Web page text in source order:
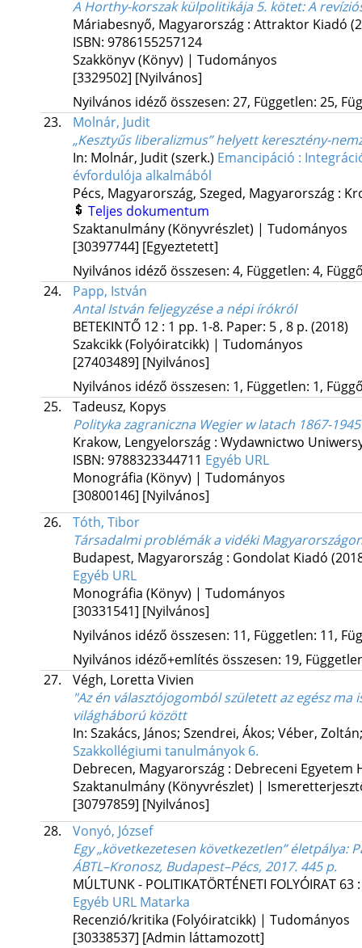
A Horthy-korszak külpolitikája 5. kötet: A
Máriabesnyő, Magyarország : Attraktor Kiadó
ISBN: 9786155257124
Szakkönyv (Könyv) | Tudományos
[3329502] [Nyilvános]
Nyilvános idéző összesen: 27, Független: 25,
23.
Molnár, Judit
„Kesztyűs liberalizmus” helyett keresztény-
In: Molnár, Judit (szerk.) Emancipáció :
évfordulója alkalmából
Pécs, Magyarország, Szeged, Magyarország :
Teljes dokumentum
Szaktanulmány (Könyvrészlet) | Tudományos
[30397744] [Egyeztetett]
Nyilvános idéző összesen: 4, Független: 4,
24.
Papp, István
Antal István feljegyzése a népi írókról
BETEKINTŐ 12: 1 pp. 1-8. Paper: 5 , 8 p. (2018)
Szakcikk (Folyóiratcikk) | Tudományos
[27403489] [Nyilvános]
Nyilvános idéző összesen: 1, Független: 1,
25.
Tadeusz, Kopys
Polityka zagraniczna Wegier w latach 1867-1945
Krakow, Lengyelország : Wydawnictwo
ISBN: 9788323344711 Egyéb URL
Monográfia (Könyv) | Tudományos
[30800146] [Nyilvános]
26.
Tóth, Tibor
Társadalmi problémák a vidéki
Budapest, Magyarország : Gondolat Kiadó
Egyéb URL
Monográfia (Könyv) | Tudományos
[30331541] [Nyilvános]
Nyilvános idéző összesen: 11, Független: 11,
Nyilvános idéző+említés összesen: 19,
27.
Végh, Loretta Vivien
"Az én választójogomból született az egész
világháború között
In: Szakács, János; Szendrei, Ákos; Véber,
Szakkollégiumi tanulmányok 6.
Debrecen, Magyarország : Debreceni Egyetem
Szaktanulmány (Könyvrészlet) |
[30797859] [Nyilvános]
28.
Vonyó, József
Egy „következetesen következetlen” életpálya:
ÁBTL–Kronosz, Budapest–Pécs, 2017. 445 p.
MÚLTUNK - POLITIKATÖRTÉNETI FOLYÓIRAT 63
Egyéb URL Matarka
Recenzió/kritika (Folyóiratcikk) | Tudományos
[30338537] [Admin láttamozott]